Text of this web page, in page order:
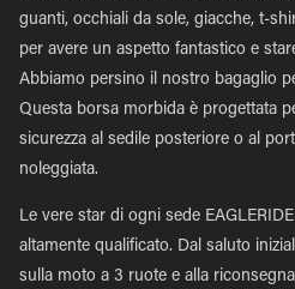
guanti, occhiali da sole, giacche, t-
per avere un aspetto fantastico e
Abbiamo persino il nostro bagaglio
Questa borsa morbida è progettata
sicurezza al sedile posteriore o al
noleggiata.
Le vere star di ogni sede
altamente qualificato. Dal saluto
sulla moto a 3 ruote e alla